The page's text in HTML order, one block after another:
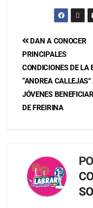
DAN A CONOCER
PRINCIPALES
CONDICIONES DE LA
“ANDREA CALLEJAS”
JÓVENES
DE FREIRINA